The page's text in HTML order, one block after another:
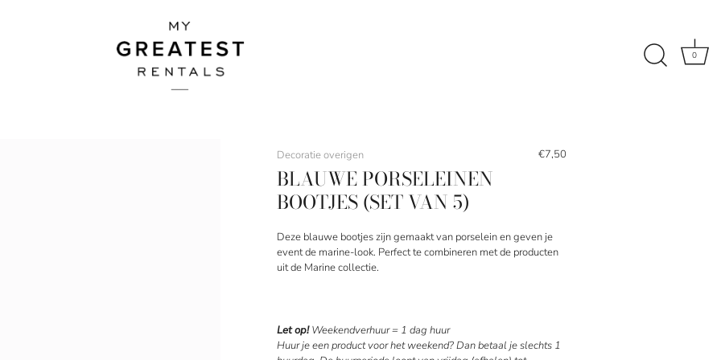
0
Decoratie overigen €7,50
BLAUWE PORSELEINEN
BOOTJES (SET VAN 5)
Deze blauwe bootjes zijn gemaakt van porselein en geven je
event de marine-look. Perfect te combineren met de producten
uit de Marine collectie.
Let op!Weekendverhuur = 1 dag huur
Huur je een product voor het weekend? Dan betaal je slechts 1